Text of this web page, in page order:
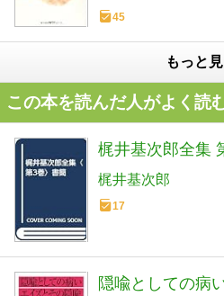
45
もっと
この本を読んだ人がよく読
梶井基次郎全集
梶井基次郎
17
隠喩としての病